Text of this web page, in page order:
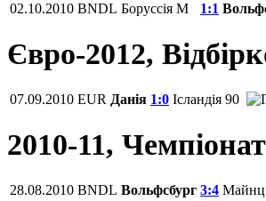
02.10.2010 BNDL Боруссія М 1:1
Євро-2012,
07.09.2010 EUR Данія 1:0 Ісландія 90
2010-11,
28.08.2010 BNDL Вольфсбург 3:4 Майнц